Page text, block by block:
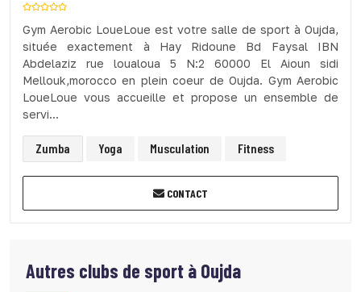
Gym Aerobic LoueLoue est votre salle de sport à Oujda,
située exactement à Hay Ridoune Bd Faysal IBN
Abdelaziz rue loualoua 5 N:2 60000 El Aioun sidi
Mellouk,morocco en plein coeur de Oujda. Gym Aerobic
LoueLoue vous accueille et propose un ensemble de
servi...
Zumba Yoga Musculation Fitness
CONTACT
Autres clubs de sport à Oujda